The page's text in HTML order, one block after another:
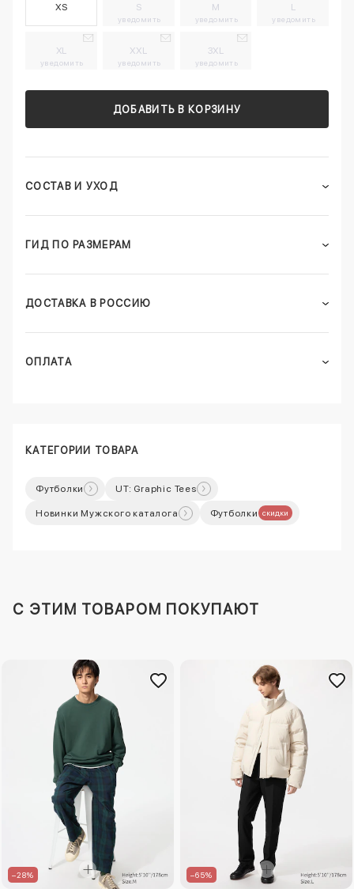
XS S
уведомить
M
уведомить
L
уведомить
XL
уведомить
XXL
уведомить
3XL
уведомить
ДОБАВИТЬ В КОРЗИНУ
СОСТАВ И УХОД
ГИД ПО РАЗМЕРАМ
ДОСТАВКА В РОССИЮ
ОПЛАТА
КАТЕГОРИИ ТОВАРА
Футболки UT: Graphic Tees
Новинки Мужского каталога Футболки скидки
C ЭТИМ ТОВАРОМ ПОКУПАЮТ
–28% –65%